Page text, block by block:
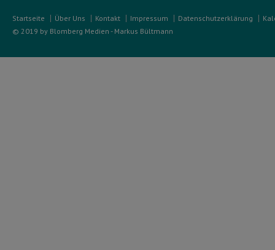
Startseite Über Uns Kontakt Impressum Datenschutzerklärung
© 2019 by Blomberg Medien - Markus Bültmann